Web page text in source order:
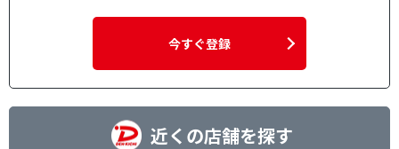
今すぐ登録
近くの店舗を探す